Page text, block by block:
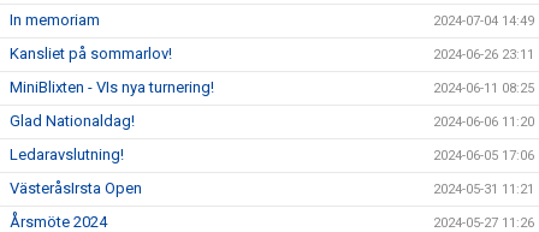
In memoriam 2024-07-04 14:49
Kansliet på sommarlov! 2024-06-26 23:11
MiniBlixten - VIs nya turnering! 2024-06-11 08:25
Glad Nationaldag! 2024-06-06 11:20
Ledaravslutning! 2024-06-05 17:06
VästeråsIrsta Open 2024-05-31 11:21
Årsmöte 2024 2024-05-27 11:26